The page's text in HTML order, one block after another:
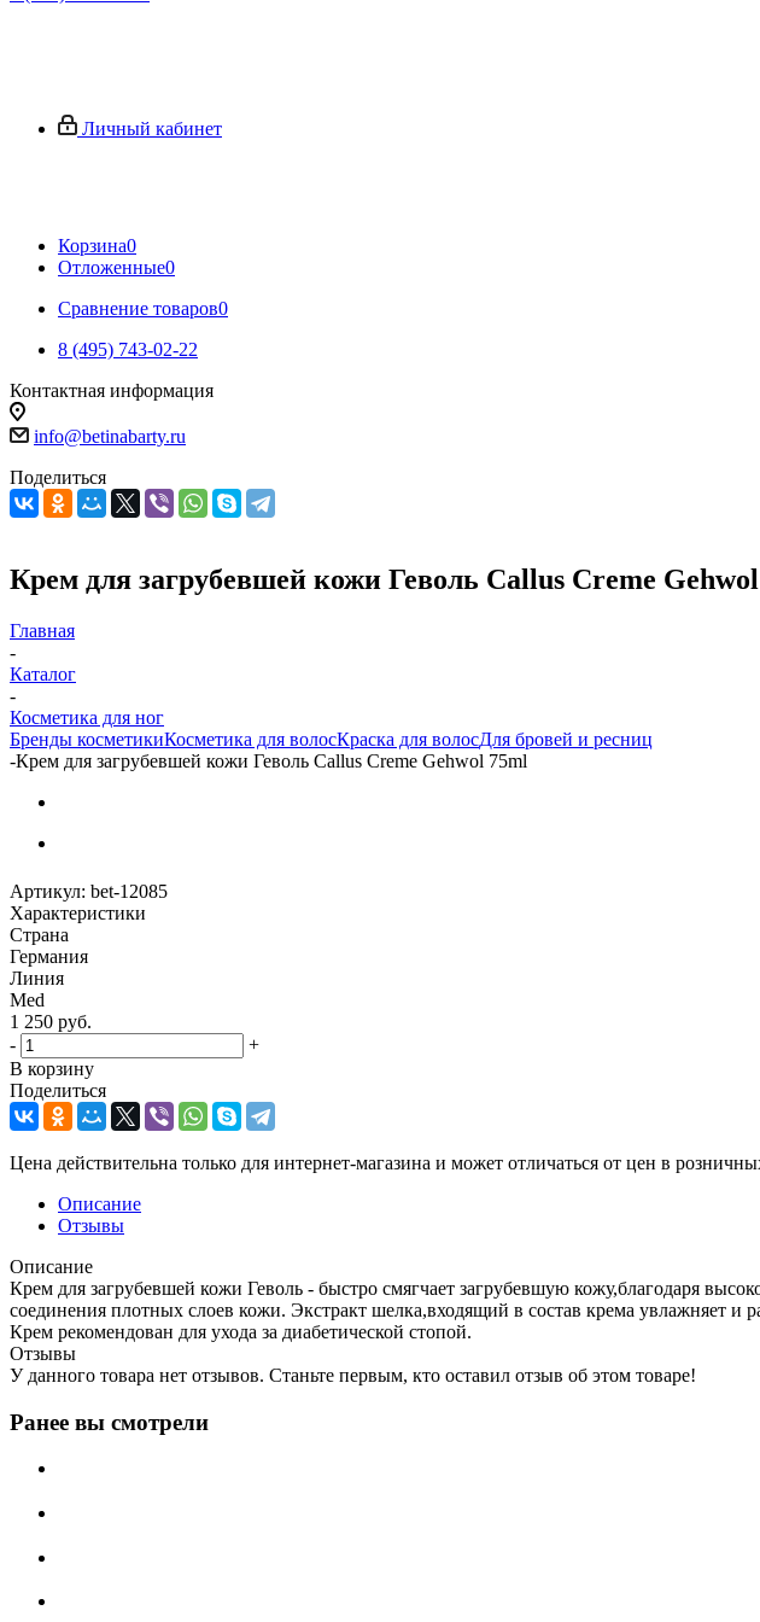
Личный кабинет
Корзина0
Отложенные0
Сравнение товаров0
8 (495) 743-02-22
Контактная информация
info@betinabarty.ru
Поделиться
Крем для загрубевшей кожи Геволь Callus Creme
Главная
-
Каталог
-
Косметика для ног
Бренды косметикиКосметика для волосКраска для волосДля бровей и ресниц
-Крем для загрубевшей кожи Геволь Callus Creme Gehwol 75ml
Артикул: bet-12085
Характеристики
Страна
Германия
Линия
Med
1 250 руб.
-
+
В корзину
Поделиться
Цена действительна только для интернет-магазина и может отличаться от цен в
Описание
Отзывы
Описание
Крем для загрубевшей кожи Геволь - быстро смягчает загрубевшую кожу,благодаря
соединения плотных слоев кожи. Экстракт шелка,входящий в состав крема увлажняет и
Крем рекомендован для ухода за диабетической стопой.
Отзывы
У данного товара нет отзывов. Станьте первым, кто оставил отзыв об этом товаре!
Ранее вы смотрели